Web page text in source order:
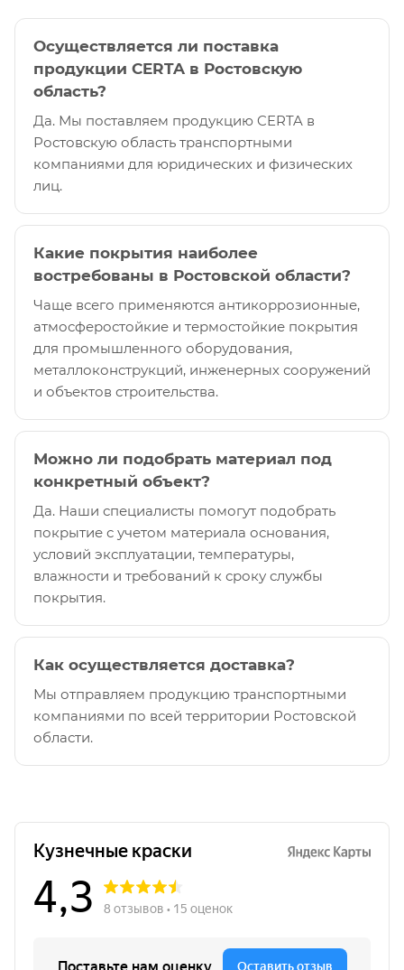
Осуществляется ли поставка
продукции CERTA в Ростовскую
область?
Да. Мы поставляем продукцию CERTA в
Ростовскую область транспортными
компаниями для юридических и физических
лиц.
Какие покрытия наиболее
востребованы в Ростовской области?
Чаще всего применяются антикоррозионные,
атмосферостойкие и термостойкие покрытия
для промышленного оборудования,
металлоконструкций, инженерных сооружений
и объектов строительства.
Можно ли подобрать материал под
конкретный объект?
Да. Наши специалисты помогут подобрать
покрытие с учетом материала основания,
условий эксплуатации, температуры,
влажности и требований к сроку службы
покрытия.
Как осуществляется доставка?
Мы отправляем продукцию транспортными
компаниями по всей территории Ростовской
области.